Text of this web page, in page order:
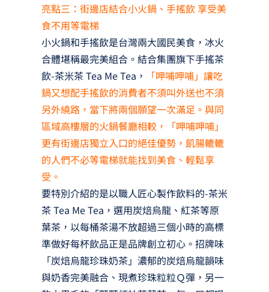
亮點三：街邊店結合小火鍋、手搖飲 享受美
食不用等電梯
小火鍋和手搖飲是台灣兩大國民美食，冰火
合體堪稱最完美組合。結合集團旗下手搖茶
飲-茶米茶 Tea Me Tea，
「呷哺呷哺」讓吃
鍋又想配手搖飲的消費者不須叫外送也不須
另外繞路，當下將兩個願望一次滿足。與同
區域高樓層的火鍋餐廳相較，「呷哺呷哺」
更有街邊店獨立入口的絕佳優勢，飢腸轆轆
的人們不必等電梯就能找到美食、輕鬆享
受。
要特別介紹的是以職人匠心製作飲料的-茶米
茶 Tea Me Tea，選用炭焙烏龍、紅茶等原
葉茶，以每桶茶湯不放超過三個小時的高標
準做好每杯飲品正是品牌創立初心。招牌味
「炭焙烏龍珍珠奶茶」濃郁的炭焙烏龍韻味
與奶香完美融合、現煮珍珠粒粒Ｑ彈，另一